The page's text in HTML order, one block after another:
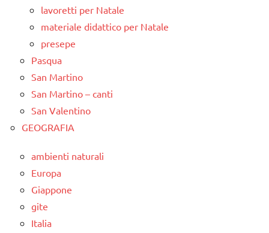
lavoretti per Natale
materiale didattico per Natale
presepe
Pasqua
San Martino
San Martino – canti
San Valentino
GEOGRAFIA
ambienti naturali
Europa
Giappone
gite
Italia